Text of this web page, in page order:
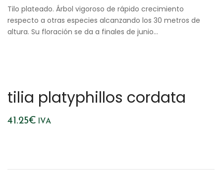
Tilo plateado. Árbol vigoroso de rápido crecimiento
respecto a otras especies alcanzando los 30 metros de
altura. Su floración se da a finales de junio…
tilia platyphillos cordata
41.25€ IVA